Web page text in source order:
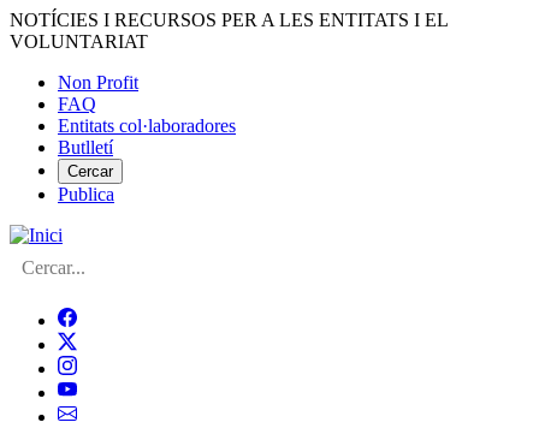
Vés
al
NOTÍCIES I RECURSOS PER A LES ENTITATS I EL
VOLUNTARIAT
Menú
del
compte
d'usuari
Non Profit
FAQ
Entitats col·laboradores
Butlletí
Cercar
Publica
Cerca